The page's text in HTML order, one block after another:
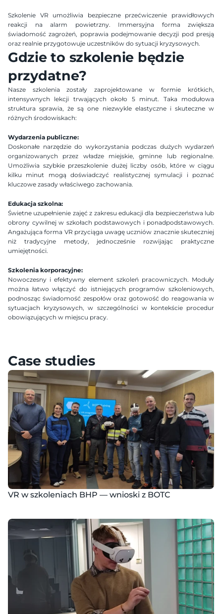
Szkolenie VR umożliwia bezpieczne przećwiczenie prawidłowych
reakcji na alarm powietrzny. Immersyjna forma zwiększa
świadomość zagrożeń, poprawia podejmowanie decyzji pod presją
oraz realnie przygotowuje uczestników do sytuacji kryzysowych.
Gdzie to szkolenie będzie
przydatne?
Nasze szkolenia zostały zaprojektowane w formie krótkich,
intensywnych lekcji trwających około 5 minut. Taka modułowa
struktura sprawia, że są one niezwykle elastyczne i skuteczne w
różnych środowiskach:
Wydarzenia publiczne:
Doskonałe narzędzie do wykorzystania podczas dużych wydarzeń
organizowanych przez władze miejskie, gminne lub regionalne.
Umożliwia szybkie przeszkolenie dużej liczby osób, które w ciągu
kilku minut mogą doświadczyć realistycznej symulacji i poznać
kluczowe zasady właściwego zachowania.
Edukacja szkolna:
Świetne uzupełnienie zajęć z zakresu edukacji dla bezpieczeństwa lub
obrony cywilnej w szkołach podstawowych i ponadpodstawowych.
Angażująca forma VR przyciąga uwagę uczniów znacznie skuteczniej
niż tradycyjne metody, jednocześnie rozwijając praktyczne
umiejętności.
Szkolenia korporacyjne:
Nowoczesny i efektywny element szkoleń pracowniczych. Moduły
można łatwo włączyć do istniejących programów szkoleniowych,
podnosząc świadomość zespołów oraz gotowość do reagowania w
sytuacjach kryzysowych, w szczególności w kontekście procedur
obowiązujących w miejscu pracy.
Case studies
VR w szkoleniach BHP — wnioski z BOTC